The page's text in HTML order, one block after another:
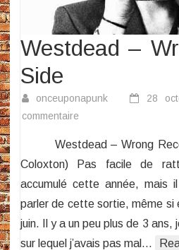
Westdead –
Side
onceuponapunk 28
commentaire
–
Wrong
Record
Side
Westdead – Wrong
Coloxton) Pas facile de
accumulé cette année,
parler de cette sortie, même si
juin. Il y a un peu plus de 3 ans,
sur lequel j’avais pas mal…